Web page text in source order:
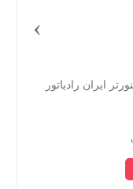
کولر گازی اسپلیت دیواری 12000 دور ثابت هایسنس مدل AS-
›